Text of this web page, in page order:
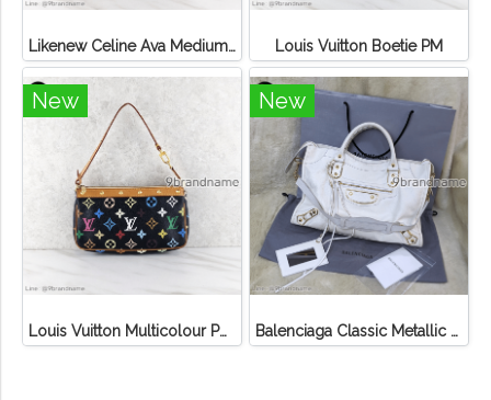
Likenew Celine Ava Medium Triomphe Canvas Louis Vuitton Boetie PM
New
Louis Vuitton Multicolour Pochette Canvas
New
Balenciaga Classic Metallic Edge City Bag